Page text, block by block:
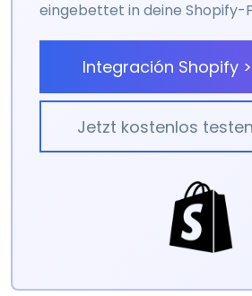
eingebettet in deine Shopify-
Integración Shopify >
Jetzt kostenlos testen